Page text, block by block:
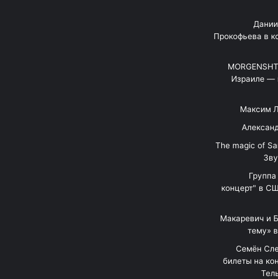
Прокофьева в
Израиле —
Максим
"The magic of
концерт" в
Макаревич и
тему»
Семён
билеты на